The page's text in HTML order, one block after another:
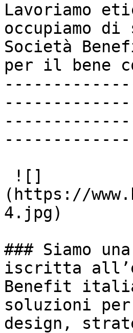
Lavoriamo
occupiamo
Società
per il bene
-------------
(https://
4.jpg)
### Siamo
iscritta
Benefit
soluzioni
design,